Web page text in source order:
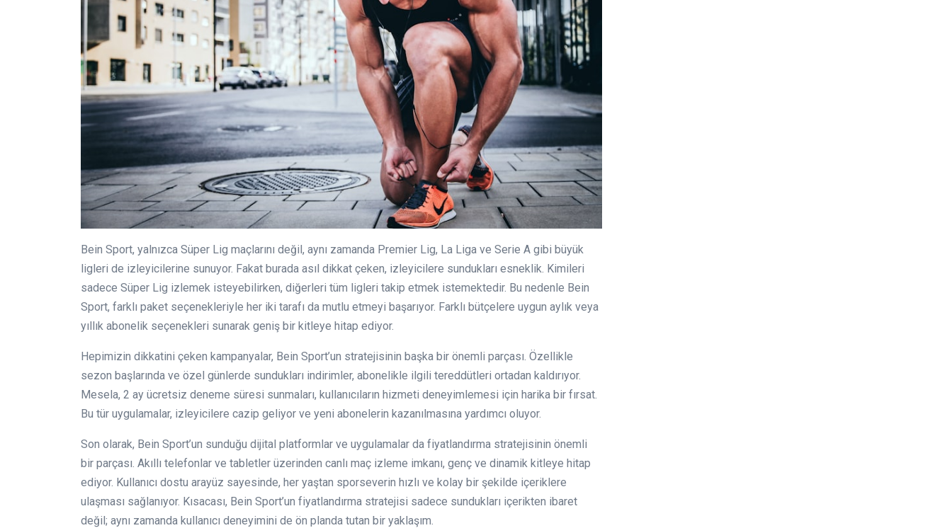
Bein Sport, yalnızca Süper Lig maçlarını değil, aynı zamanda Premier Lig, La Liga ve Serie A gibi büyük
ligleri de izleyicilerine sunuyor. Fakat burada asıl dikkat çeken, izleyicilere sundukları esneklik. Kimileri
sadece Süper Lig izlemek isteyebilirken, diğerleri tüm ligleri takip etmek istemektedir. Bu nedenle Bein
Sport, farklı paket seçenekleriyle her iki tarafı da mutlu etmeyi başarıyor. Farklı bütçelere uygun aylık veya
yıllık abonelik seçenekleri sunarak geniş bir kitleye hitap ediyor.
Hepimizin dikkatini çeken kampanyalar, Bein Sport’un stratejisinin başka bir önemli parçası. Özellikle
sezon başlarında ve özel günlerde sundukları indirimler, abonelikle ilgili tereddütleri ortadan kaldırıyor.
Mesela, 2 ay ücretsiz deneme süresi sunmaları, kullanıcıların hizmeti deneyimlemesi için harika bir fırsat.
Bu tür uygulamalar, izleyicilere cazip geliyor ve yeni abonelerin kazanılmasına yardımcı oluyor.
Son olarak, Bein Sport’un sunduğu dijital platformlar ve uygulamalar da fiyatlandırma stratejisinin önemli
bir parçası. Akıllı telefonlar ve tabletler üzerinden canlı maç izleme imkanı, genç ve dinamik kitleye hitap
ediyor. Kullanıcı dostu arayüz sayesinde, her yaştan sporseverin hızlı ve kolay bir şekilde içeriklere
ulaşması sağlanıyor. Kısacası, Bein Sport’un fiyatlandırma stratejisi sadece sundukları içerikten ibaret
değil; aynı zamanda kullanıcı deneyimini de ön planda tutan bir yaklaşım.